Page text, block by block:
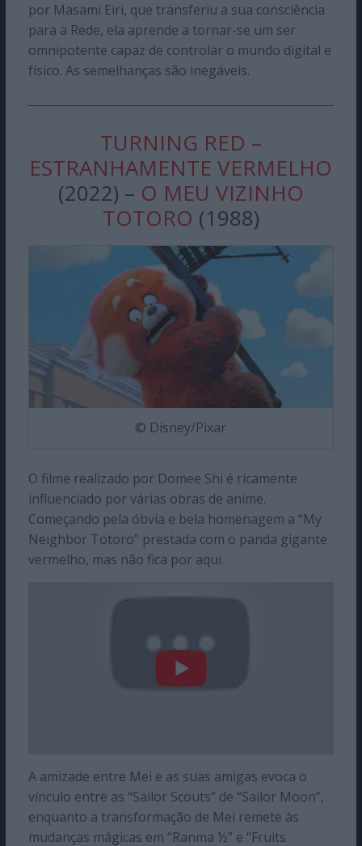
por Masami Eiri, que transferiu a sua consciência
para a Rede, ela aprende a tornar-se um ser
omnipotente capaz de controlar o mundo digital e
físico. As semelhanças são inegáveis.
TURNING RED –
ESTRANHAMENTE VERMELHO
(2022) – O MEU VIZINHO
TOTORO (1988)
© Disney/Pixar
O filme realizado por Domee Shi é ricamente
influenciado por várias obras de anime.
Começando pela óbvia e bela homenagem a “My
Neighbor Totoro” prestada com o panda gigante
vermelho, mas não fica por aqui.
A amizade entre Mei e as suas amigas evoca o
vínculo entre as “Sailor Scouts” de “Sailor Moon”,
enquanto a transformação de Mei remete às
mudanças mágicas em “Ranma ½” e “Fruits